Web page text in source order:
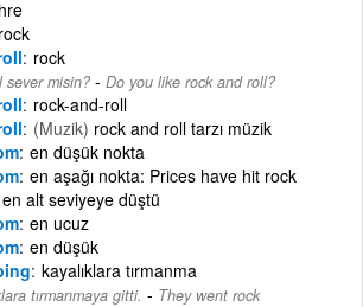
rock
rock
sever misin? - Do you like rock and roll?
rock-and-roll
(Muzik) rock and roll tarzı müzik
en düşük nokta
en aşağı nokta: Prices have hit rock
alt seviyeye düştü
en ucuz
en düşük
kayalıklara tırmanma
tırmanmaya gitti. - They went rock